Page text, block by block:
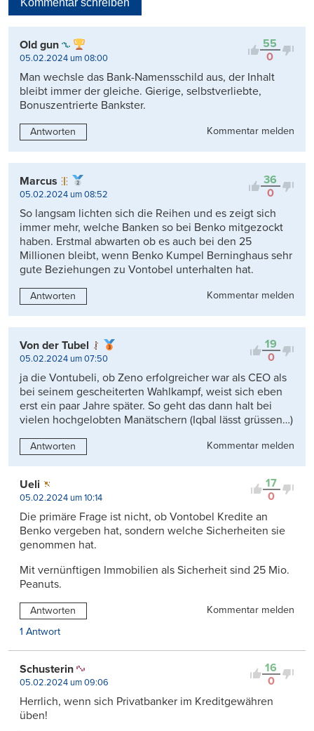
Kontrovers
Kommentar schreiben
55
0
Old gun
05.02.2024 um 08:00
Man wechsle das Bank-Namensschild aus, der Inhalt
bleibt immer der gleiche. Gierige, selbstverliebte,
Bonuszentrierte Bankster.
Antworten Kommentar melden
36
0
Marcus
05.02.2024 um 08:52
So langsam lichten sich die Reihen und es zeigt sich
immer mehr, welche Banken so bei Benko mitgezockt
haben. Erstmal abwarten ob es auch bei den 25
Millionen bleibt, wenn Benko Kumpel Berninghaus sehr
gute Beziehungen zu Vontobel unterhalten hat.
Antworten Kommentar melden
19
0
Von der Tubel
05.02.2024 um 07:50
ja die Vontubeli, ob Zeno erfolgreicher war als CEO als
bei seinem gescheiterten Wahlkampf, weist sich eben
erst ein paar Jahre später. So geht das dann halt bei
vielen hochgelobten Manätschern (Iqbal lässt grüssen…)
Antworten Kommentar melden
17
0
Ueli
05.02.2024 um 10:14
Die primäre Frage ist nicht, ob Vontobel Kredite an
Benko vergeben hat, sondern welche Sicherheiten sie
genommen hat.
Mit vernünftigen Immobilien als Sicherheit sind 25 Mio.
Peanuts.
Antworten
Kommentar melden
1 Antwort
16
0
Schusterin
05.02.2024 um 09:06
Herrlich, wenn sich Privatbanker im Kreditgewähren
üben!